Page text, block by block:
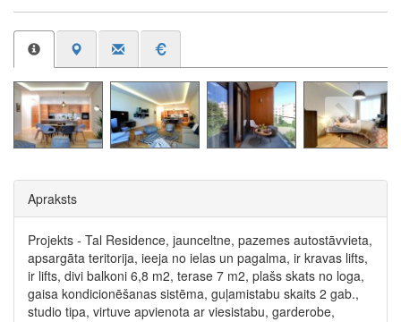
Apraksts
Projekts - Tal Residence, jaunceltne, pazemes autostāvvieta,
apsargāta teritorija, ieeja no ielas un pagalma, ir kravas lifts,
ir lifts, divi balkoni 6,8 m2, terase 7 m2, plašs skats no loga,
gaisa kondicionēšanas sistēma, guļamistabu skaits 2 gab.,
studio tipa, virtuve apvienota ar viesistabu, garderobe,